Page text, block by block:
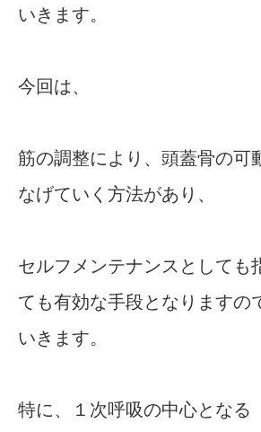
いきます。
今回は、
筋の調整により、頭蓋骨の可
なげていく方法があり、
セルフメンテナンスとしても
ても有効な手段となりますの
いきます。
特に、１次呼吸の中心となる